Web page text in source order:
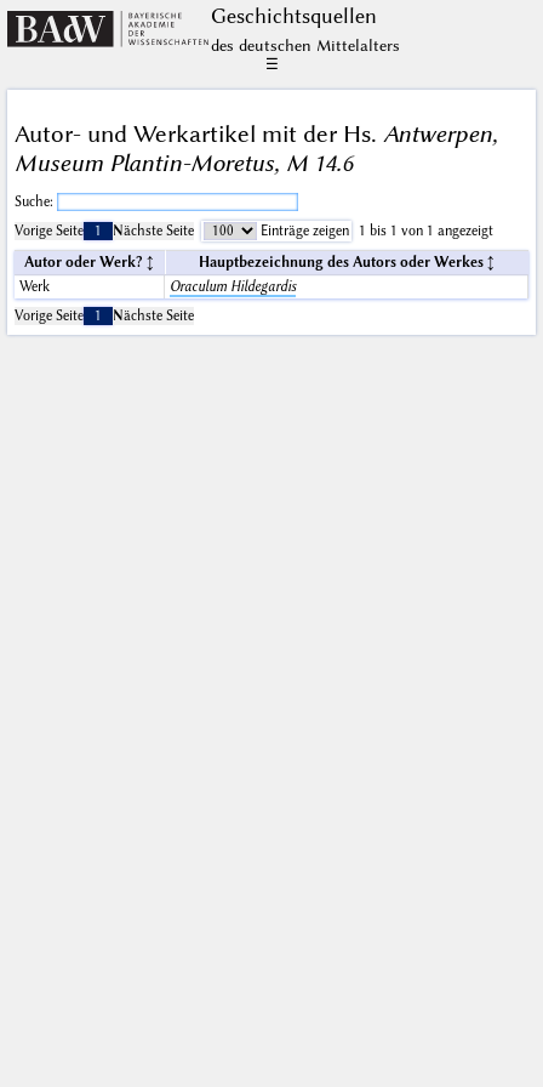
Geschichts­quellen
des deutschen Mittelalters
☰
Autor- und Werkartikel mit der Hs. Antwerpen,
Museum Plantin-Moretus, M 14.6
Suche:
Vorige Seite
1 Nächste Seite Einträge zeigen
1 bis 1 von 1 angezeigt
Autor oder Werk?
Hauptbezeichnung des Autors oder Werkes
Werk
Oraculum Hildegardis
Vorige Seite
1 Nächste Seite